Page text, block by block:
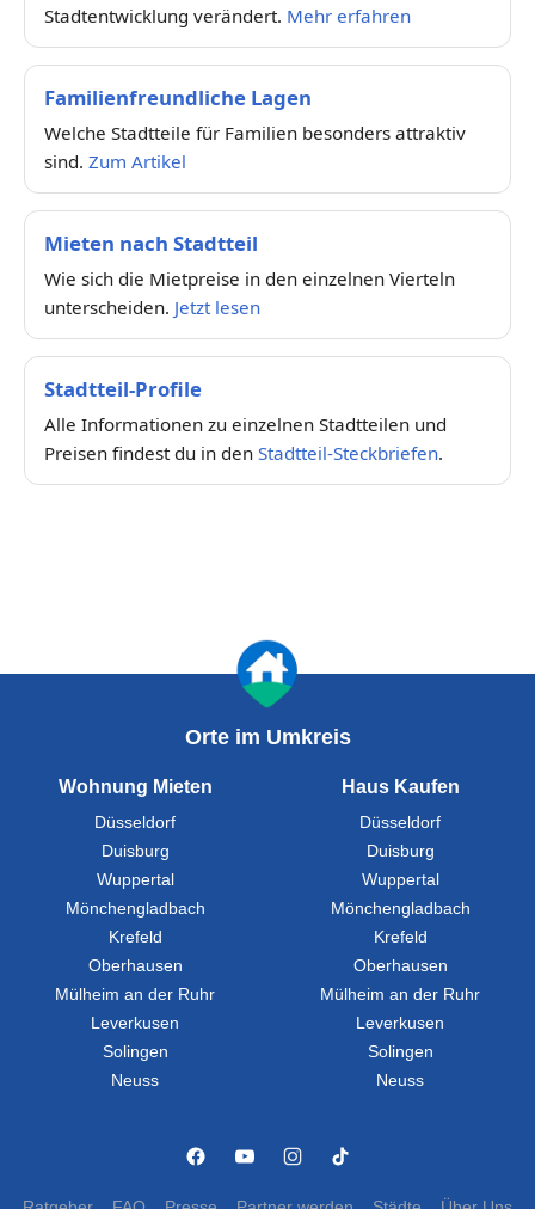
Stadtentwicklung verändert. Mehr erfahren
Familienfreundliche Lagen
Welche Stadtteile für Familien besonders attraktiv
sind. Zum Artikel
Mieten nach Stadtteil
Wie sich die Mietpreise in den einzelnen Vierteln
unterscheiden. Jetzt lesen
Stadtteil-Profile
Alle Informationen zu einzelnen Stadtteilen und
Preisen findest du in den Stadtteil-Steckbriefen.
Orte im Umkreis
Wohnung Mieten
Düsseldorf
Duisburg
Wuppertal
Mönchengladbach
Krefeld
Oberhausen
Mülheim an der Ruhr
Leverkusen
Solingen
Neuss
Haus Kaufen
Düsseldorf
Duisburg
Wuppertal
Mönchengladbach
Krefeld
Oberhausen
Mülheim an der Ruhr
Leverkusen
Solingen
Neuss